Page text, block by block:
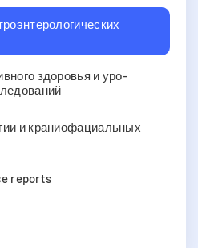
здоровья и уро-
и краниофациальных
reports